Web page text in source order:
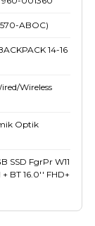
ABOC)
14-16
Wireless
Optik
SSD FgrPr W11
BT 16.0'' FHD+